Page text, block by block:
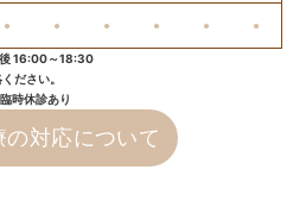
● ● ● ● ● ●
16:00～18:30
ださい。
時休診あり
の対応について